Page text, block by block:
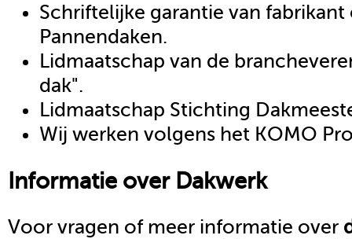
Schriftelijke garantie van fabrikant
Pannendaken.
Lidmaatschap van de
dak".
Lidmaatschap Stichting
Wij werken volgens het KOMO
Informatie over Dakwerk
Voor vragen of meer informatie over